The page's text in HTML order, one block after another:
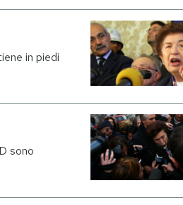
in piedi
sono